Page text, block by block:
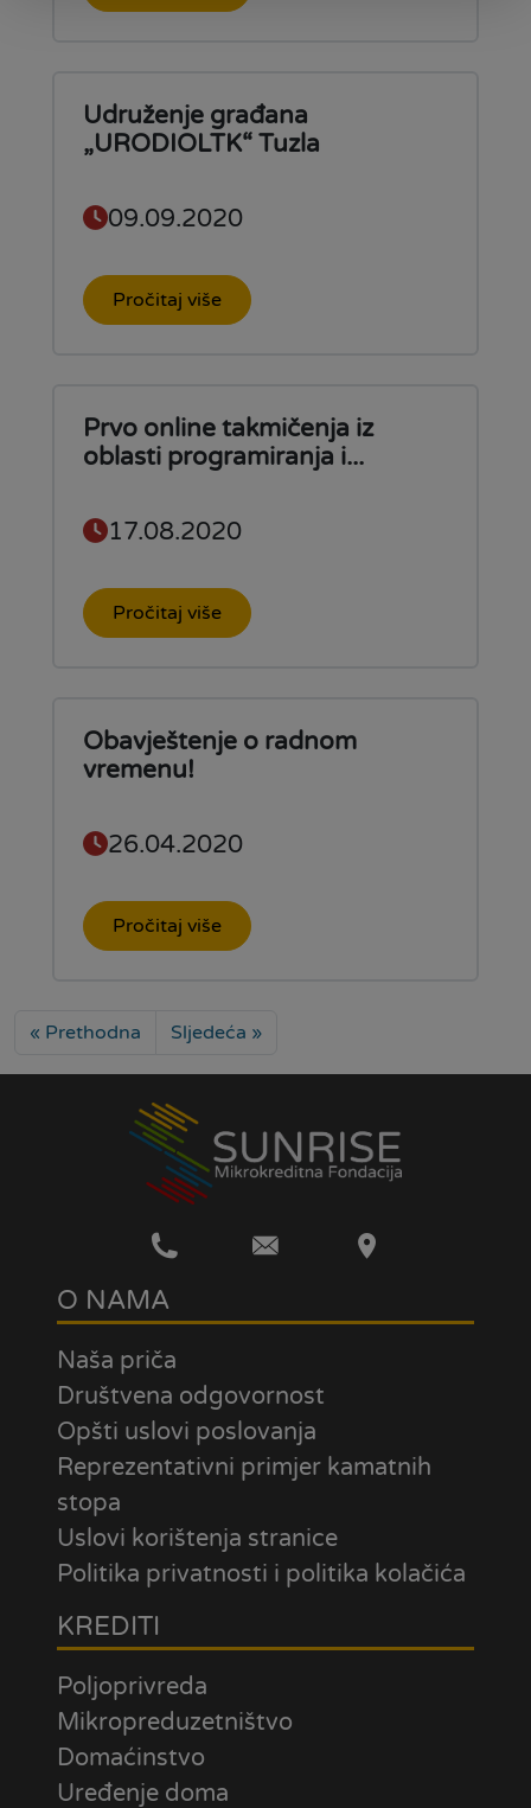
Udruženje građana
„URODIOLTK“ Tuzla
09.09.2020
Pročitaj više
Prvo online takmičenja iz
oblasti programiranja i...
17.08.2020
Pročitaj više
Obavještenje o radnom
vremenu!
26.04.2020
Pročitaj više
« Prethodna Sljedeća »
O NAMA
Naša priča
Društvena odgovornost
Opšti uslovi poslovanja
Reprezentativni primjer kamatnih
stopa
Uslovi korištenja stranice
Politika privatnosti i politika kolačića
KREDITI
Poljoprivreda
Mikropreduzetništvo
Domaćinstvo
Uređenje doma